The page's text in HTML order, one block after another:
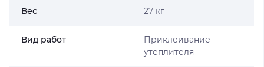
Вес 27 кг
Вид работ
Приклеивание
утеплителя